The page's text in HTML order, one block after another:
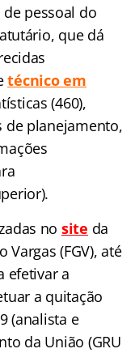
pessoal do
que dá
técnico em
(460),
de planejamento,
no site da
(FGV), até
efetivar a
a quitação
(analista e
da União (GRU